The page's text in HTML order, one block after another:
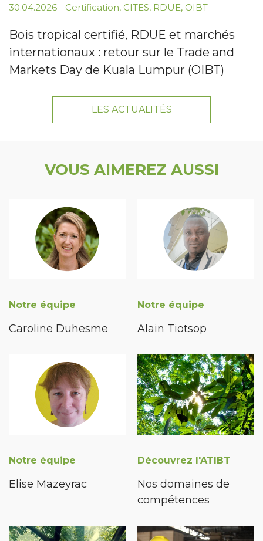
30.04.2026 - Certification, CITES, RDUE, OIBT
Bois tropical certifié, RDUE et marchés
internationaux : retour sur le Trade and
Markets Day de Kuala Lumpur (OIBT)
LES ACTUALITÉS
VOUS AIMEREZ AUSSI
Notre équipe
Caroline Duhesme
Notre équipe
Alain Tiotsop
Notre équipe
Elise Mazeyrac
Découvrez l'ATIBT
Nos domaines de
compétences